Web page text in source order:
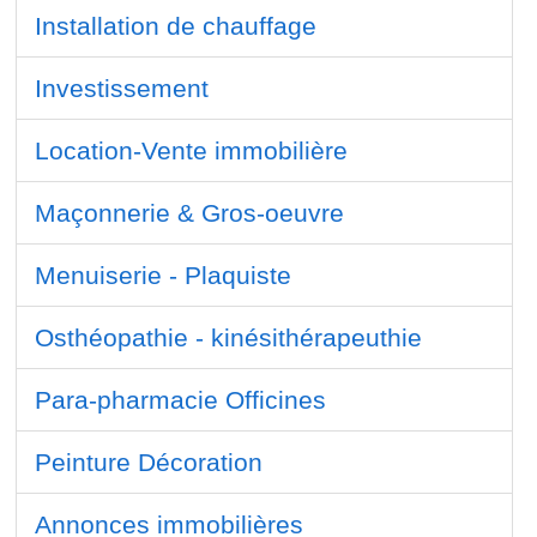
Installation de chauffage
Investissement
Location-Vente immobilière
Maçonnerie & Gros-oeuvre
Menuiserie - Plaquiste
Osthéopathie - kinésithérapeuthie
Para-pharmacie Officines
Peinture Décoration
Annonces immobilières